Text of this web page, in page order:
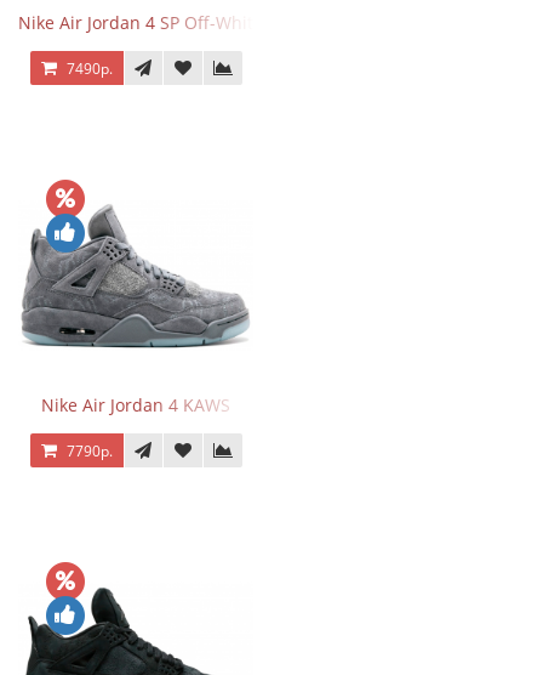
Nike Air Jordan 4 SP Off-White Sail
7490р.
Nike Air Jordan 4 KAWS
7790р.